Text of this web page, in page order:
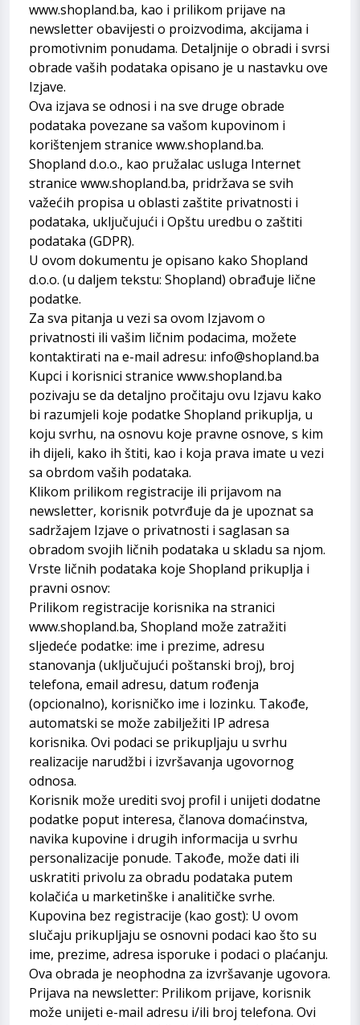
www.shopland.ba, kao i prilikom prijave na
newsletter obavijesti o proizvodima, akcijama i
promotivnim ponudama. Detaljnije o obradi i svrsi
obrade vaših podataka opisano je u nastavku ove
Izjave.
Ova izjava se odnosi i na sve druge obrade
podataka povezane sa vašom kupovinom i
korištenjem stranice www.shopland.ba.
Shopland d.o.o., kao pružalac usluga Internet
stranice www.shopland.ba, pridržava se svih
važećih propisa u oblasti zaštite privatnosti i
podataka, uključujući i Opštu uredbu o zaštiti
podataka (GDPR).
U ovom dokumentu je opisano kako Shopland
d.o.o. (u daljem tekstu: Shopland) obrađuje lične
podatke.
Za sva pitanja u vezi sa ovom Izjavom o
privatnosti ili vašim ličnim podacima, možete
kontaktirati na e-mail adresu: info@shopland.ba
Kupci i korisnici stranice www.shopland.ba
pozivaju se da detaljno pročitaju ovu Izjavu kako
bi razumjeli koje podatke Shopland prikuplja, u
koju svrhu, na osnovu koje pravne osnove, s kim
ih dijeli, kako ih štiti, kao i koja prava imate u vezi
sa obrdom vaših podataka.
Klikom prilikom registracije ili prijavom na
newsletter, korisnik potvrđuje da je upoznat sa
sadržajem Izjave o privatnosti i saglasan sa
obradom svojih ličnih podataka u skladu sa njom.
Vrste ličnih podataka koje Shopland prikuplja i
pravni osnov:
Prilikom registracije korisnika na stranici
www.shopland.ba, Shopland može zatražiti
sljedeće podatke: ime i prezime, adresu
stanovanja (uključujući poštanski broj), broj
telefona, email adresu, datum rođenja
(opcionalno), korisničko ime i lozinku. Takođe,
automatski se može zabilježiti IP adresa
korisnika. Ovi podaci se prikupljaju u svrhu
realizacije narudžbi i izvršavanja ugovornog
odnosa.
Korisnik može urediti svoj profil i unijeti dodatne
podatke poput interesa, članova domaćinstva,
navika kupovine i drugih informacija u svrhu
personalizacije ponude. Takođe, može dati ili
uskratiti privolu za obradu podataka putem
kolačića u marketinške i analitičke svrhe.
Kupovina bez registracije (kao gost): U ovom
slučaju prikupljaju se osnovni podaci kao što su
ime, prezime, adresa isporuke i podaci o plaćanju.
Ova obrada je neophodna za izvršavanje ugovora.
Prijava na newsletter: Prilikom prijave, korisnik
može unijeti e-mail adresu i/ili broj telefona. Ovi